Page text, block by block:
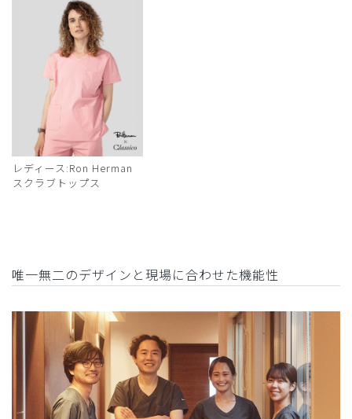
レディース:Ron Herman
スクラブトップス
唯一無二のデザインと現場に合わせた機能性